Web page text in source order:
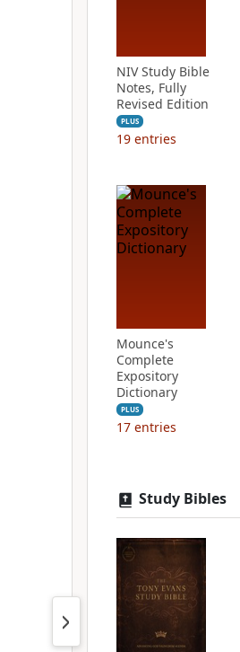
NIV Study Bible
Notes, Fully
Revised Edition
PLUS
19 entries
Mounce's
Complete
Expository
Dictionary
PLUS
17 entries
Study Bibles